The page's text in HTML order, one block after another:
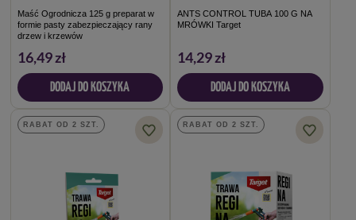
Maść Ogrodnicza 125 g preparat w
formie pasty zabezpieczający rany
drzew i krzewów
16,49 zł
DODAJ DO KOSZYKA
ANTS CONTROL TUBA 100 G NA
MRÓWKI Target
14,29 zł
DODAJ DO KOSZYKA
RABAT OD 2 SZT. RABAT OD 2 SZT.